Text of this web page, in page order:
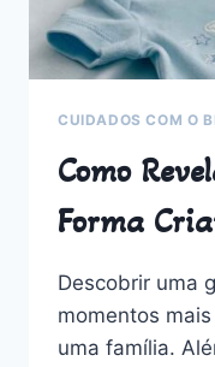
DO
MUNDO
CUIDADOS COM O
Como
Forma
Descobrir uma
momentos
uma família.